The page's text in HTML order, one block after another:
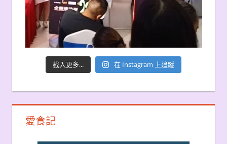
載入更多... 在 Instagram 上追蹤
愛食記